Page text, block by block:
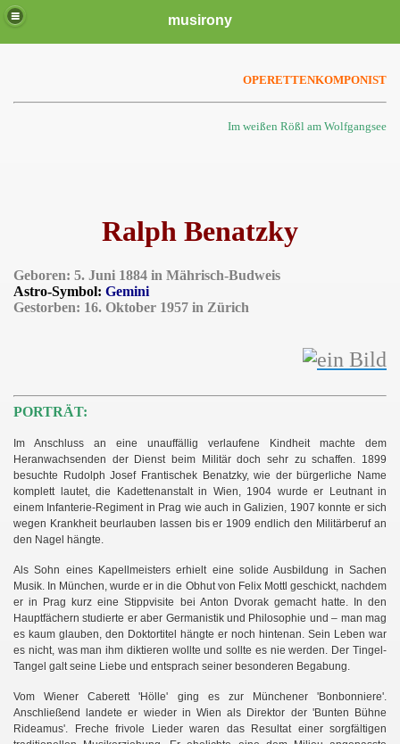
musirony
OPERETTENKOMPONIST
Im weißen Rößl am Wolfgangsee
Ralph Benatzky
Geboren: 5. Juni 1884 in Mährisch-Budweis
Astro-Symbol: Gemini
Gestorben: 16. Oktober 1957 in Zürich
PORTRÄT:
Im Anschluss an eine unauffällig verlaufene Kindheit machte dem
Heranwachsenden der Dienst beim Militär doch sehr zu schaffen. 1899
besuchte Rudolph Josef Frantischek Benatzky, wie der bürgerliche Name
komplett lautet, die Kadettenanstalt in Wien, 1904 wurde er Leutnant in
einem Infanterie-Regiment in Prag wie auch in Galizien, 1907 konnte er sich
wegen Krankheit beurlauben lassen bis er 1909 endlich den Militärberuf an
den Nagel hängte.
Als Sohn eines Kapellmeisters erhielt eine solide Ausbildung in Sachen
Musik. In München, wurde er in die Obhut von Felix Mottl geschickt, nachdem
er in Prag kurz eine Stippvisite bei Anton Dvorak gemacht hatte. In den
Hauptfächern studierte er aber Germanistik und Philosophie und – man mag
es kaum glauben, den Doktortitel hängte er noch hintenan. Sein Leben war
es nicht, was man ihm diktieren wollte und sollte es nie werden. Der Tingel-
Tangel galt seine Liebe und entsprach seiner besonderen Begabung.
Vom Wiener Caberett 'Hölle' ging es zur Münchener 'Bonbonniere'.
Anschließend landete er wieder in Wien als Direktor der 'Bunten Bühne
Rideamus'. Freche frivole Lieder waren das Resultat einer sorgfältigen